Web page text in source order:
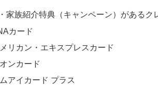
家族紹介特典（キャンペーン）があるク
カード
リカン・エキスプレスカード
ンカード
アイカード プラス